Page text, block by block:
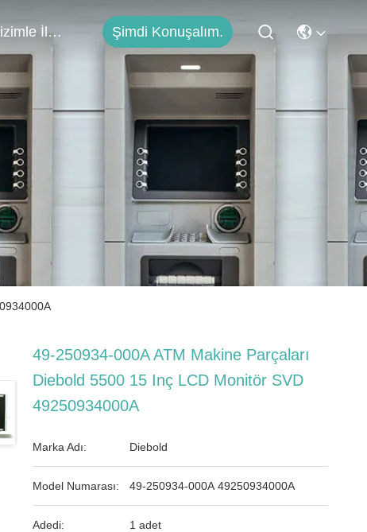
Bizimle İletişim Şimdi Konuşalım.
49-250934-000A ATM Makine Parçaları
Diebold 5500 15 Inç LCD Monitör SVD
49250934000A
Marka Adı: Diebold
Model Numarası: 49-250934-000A 49250934000A
Adedi: 1 adet